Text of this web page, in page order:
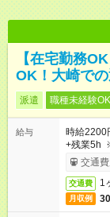
【在宅勤務
OK！大崎で
派遣 職種未経験OK
給与
時給
+残業5h
りサービ
交通
交通費 1
月収例